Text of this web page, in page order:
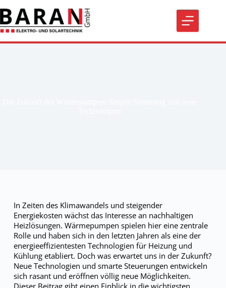
In Zeiten des Klimawandels und steigender
Energiekosten wächst das Interesse an nachhaltigen
Heizlösungen. Wärmepumpen spielen hier eine zentrale
Rolle und haben sich in den letzten Jahren als eine der
energieeffizientesten Technologien für Heizung und
Kühlung etabliert. Doch was erwartet uns in der Zukunft?
Neue Technologien und smarte Steuerungen entwickeln
sich rasant und eröffnen völlig neue Möglichkeiten.
Dieser Beitrag gibt einen Einblick in die wichtigsten